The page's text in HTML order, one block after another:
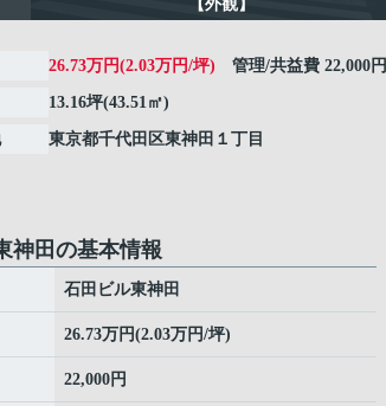
【外観】
26.73万円(2.03万円/坪) 管理/共益費 22,000円
13.16坪(43.51㎡)
東京都千代田区東神田 １丁目
神田の基本情報
石田ビル東神田
26.73万円(2.03万円/坪)
22,000円